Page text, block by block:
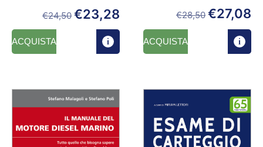
€24,50 €23,28
ACQUISTA
€28,50 €27,08
ACQUISTA